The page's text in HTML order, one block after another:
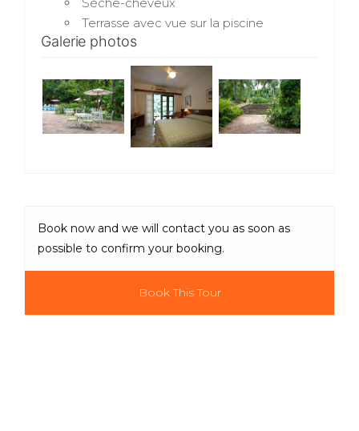
Terrasse avec vue sur la piscine
Galerie photos
Book now and we will contact you as soon as
possible to confirm your booking.
Book This Tour